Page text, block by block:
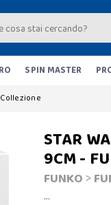
SPIN MASTER
STAR
9CM -
FUNKO>
…